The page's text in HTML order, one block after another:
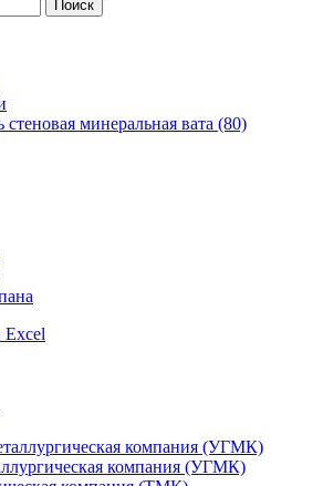
минеральная вата (80)
Excel
компания (УГМК)